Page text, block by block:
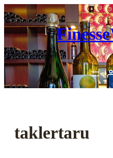
内
容
を
ス
キ
ッ
プ
taklertaru